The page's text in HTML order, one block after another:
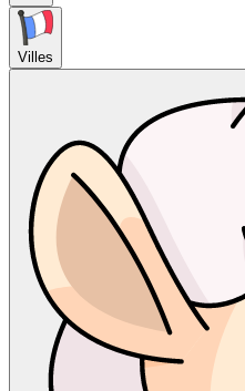
Villes